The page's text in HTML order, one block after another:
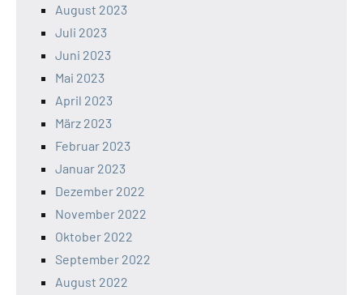
August 2023
Juli 2023
Juni 2023
Mai 2023
April 2023
März 2023
Februar 2023
Januar 2023
Dezember 2022
November 2022
Oktober 2022
September 2022
August 2022